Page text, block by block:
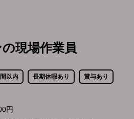
現場作業員
以内 長期休暇あり 賞与あり
円